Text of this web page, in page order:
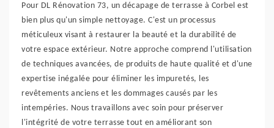
Pour DL Rénovation 73, un décapage de terrasse à Corbel est
bien plus qu'un simple nettoyage. C'est un processus
méticuleux visant à restaurer la beauté et la durabilité de
votre espace extérieur. Notre approche comprend l'utilisation
de techniques avancées, de produits de haute qualité et d'une
expertise inégalée pour éliminer les impuretés, les
revêtements anciens et les dommages causés par les
intempéries. Nous travaillons avec soin pour préserver
l'intégrité de votre terrasse tout en améliorant son